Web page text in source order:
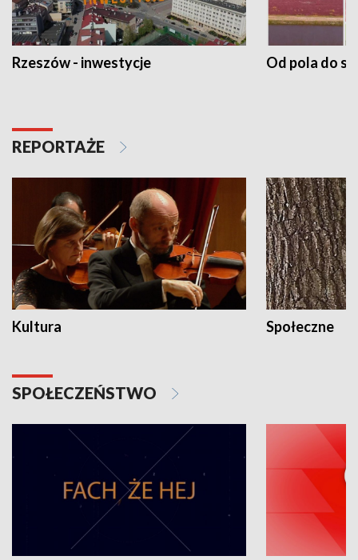
Rzeszów - inwestycje Od pola do
REPORTAŻE
Kultura Społeczne
SPOŁECZEŃSTWO